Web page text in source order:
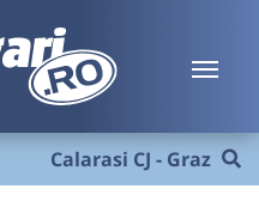
Calarasi CJ - Graz